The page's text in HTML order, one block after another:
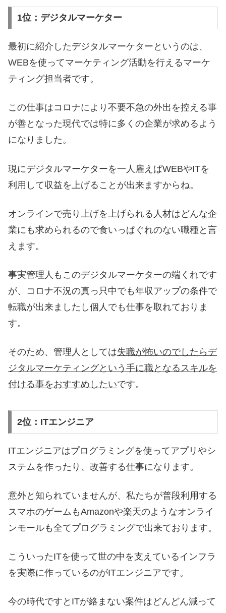
1位：デジタルマーケター
最初に紹介したデジタルマーケターというのは、
WEBを使ってマーケティング活動を行えるマーケ
ティング担当者です。
この仕事はコロナにより不要不急の外出を控える事
が善となった現代では特に多くの企業が求めるよう
になりました。
現にデジタルマーケターを一人雇えばWEBやITを
利用して収益を上げることが出来ますからね。
オンラインで売り上げを上げられる人材はどんな企
業にも求められるので食いっぱぐれのない職種と言
えます。
事実管理人もこのデジタルマーケターの端くれです
が、コロナ不況の真っ只中でも年収アップの条件で
転職が出来ましたし個人でも仕事を取れておりま
す。
そのため、管理人としては失職が怖いのでしたらデ
ジタルマーケティングという手に職となるスキルを
付ける事をおすすめしたいです。
2位：ITエンジニア
ITエンジニアはプログラミングを使ってアプリやシ
ステムを作ったり、改善する仕事になります。
意外と知られていませんが、私たちが普段利用する
スマホのゲームもAmazonや楽天のようなオンライ
ンモールも全てプログラミングで出来ております。
こういったITを使って世の中を支えているインフラ
を実際に作っているのがITエンジニアです。
今の時代ですとITが絡まない案件はどんどん減って